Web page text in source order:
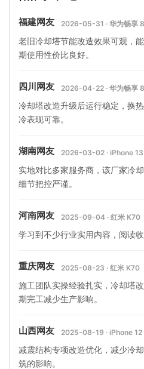
福建网友 2026-05-31 · 华为畅享
老旧冷却塔节能改造效果可观，
期使用性价比良好。
四川网友 2026-04-22 · 华为畅享
冷却塔改造升级后运行稳定，换
冷表现可靠。
湖南网友 2026-03-02 · iPhone
实地对比多家服务商，该厂家冷
细节把控严谨。
河南网友 2025-09-04 · 红米 K70
学习到不少行业实用内容，阅读收
重庆网友 2025-08-23 · 红米 K70
施工团队实操经验扎实，冷却塔
期完工减少生产影响。
山西网友 2025-08-19 · iPhone 12
减震结构专项改造优化，减少冷
筑的影响。